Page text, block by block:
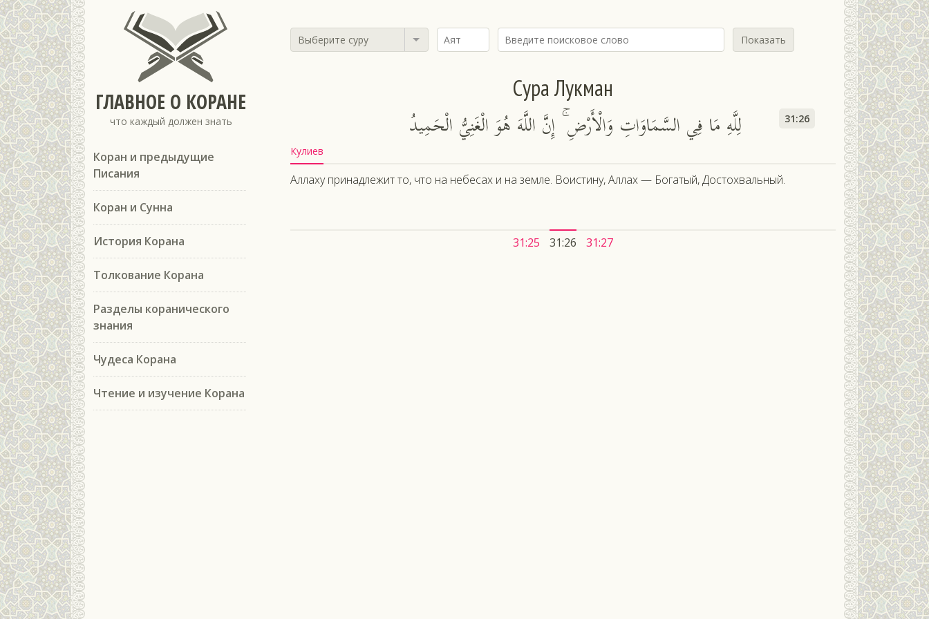
ГЛАВНОЕ О КОРАНЕ
что каждый должен знать
Коран и предыдущие
Писания
Коран и Сунна
История Корана
Толкование Корана
Разделы коранического
знания
Чудеса Корана
Чтение и изучение Корана
Выберите суру Показать
Сура Лукман
لِلَّهِ مَا فِي السَّمَاوَاتِ وَالْأَرْضِ ۚ إِنَّ اللَّهَ هُوَ الْغَنِيُّ الْحَمِيدُ 31:26
Кулиев
Аллаху принадлежит то, что на небесах и на земле. Воистину, Аллах — Богатый, Достохвальный.
31:25 31:26 31:27